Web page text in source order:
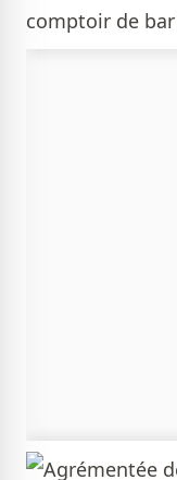
comptoir de